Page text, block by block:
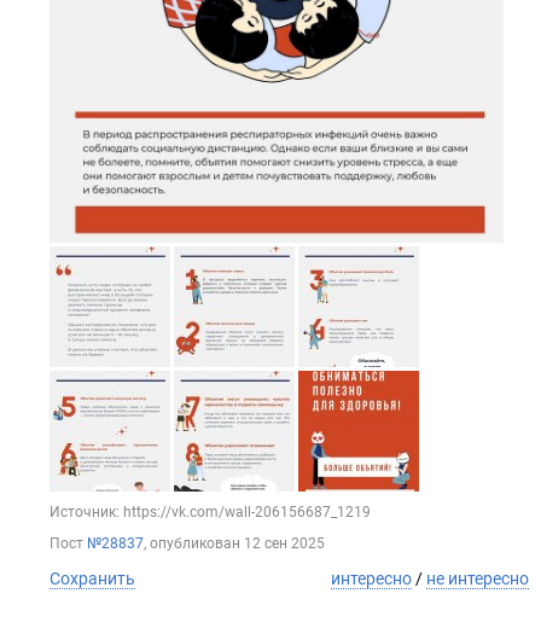
Источник: https://vk.com/wall-206156687_1219
Пост №28837, опубликован 12 сен 2025
Сохранить интересно / не интересно